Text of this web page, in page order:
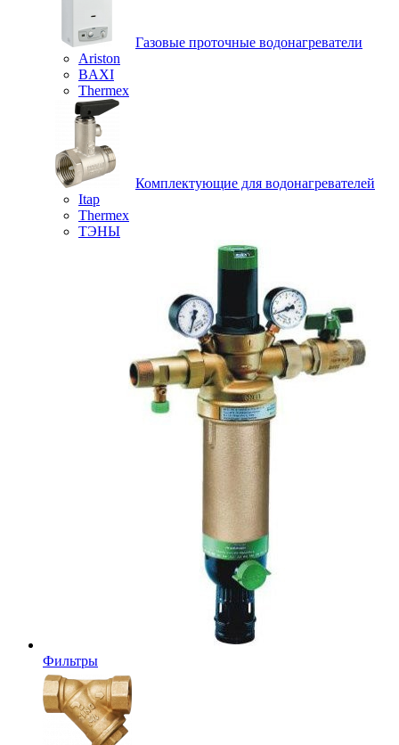
Газовые проточные водонагреватели
Ariston
BAXI
Thermex
Комплектующие для водонагревателей
Itap
Thermex
ТЭНЫ
Фильтры